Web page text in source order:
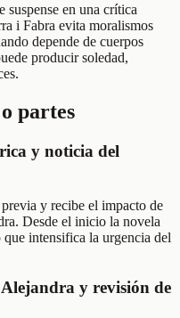
suspense en una crítica
i Fabra evita moralismos
depende de cuerpos
producir soledad,
partes
y noticia del
y recibe el impacto de
Desde el inicio la novela
intensifica la urgencia del
y revisión de